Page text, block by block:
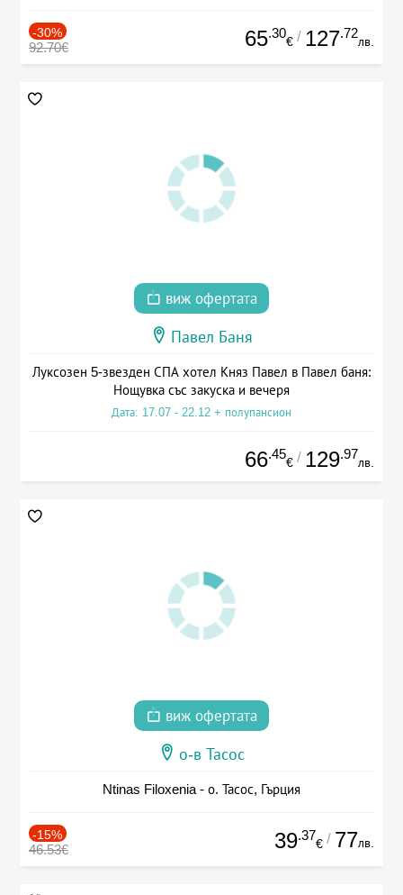
-30%
92.70€ 65.30
€ / 127.72
лв.
виж офертата
Павел Баня
Луксозен 5-звезден СПА хотел Княз Павел в Павел баня:
Нощувка със закуска и вечеря
Дата: 17.07 - 22.12 + полупансион
66.45
€ / 129.97
лв.
виж офертата
о-в Тасос
Ntinas Filoxenia - о. Тасос, Гърция
-15%
46.53€ 39.37
€ / 77лв.